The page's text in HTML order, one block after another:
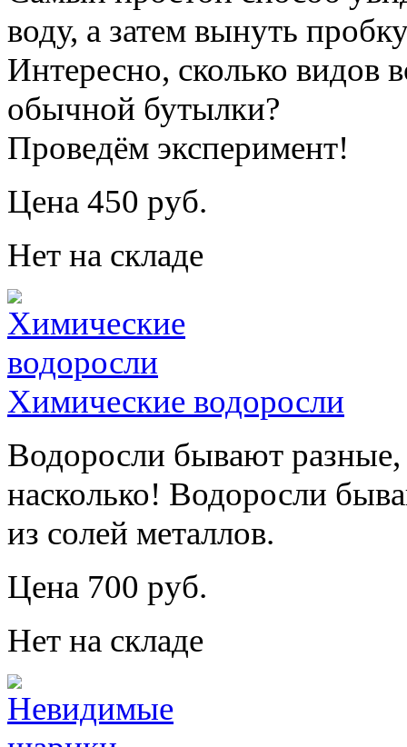
воду, а затем вынуть
Интересно, сколько видов
обычной бутылки?
Проведём эксперимент!
Цена 450 руб.
Нет на складе
Химические водоросли
Водоросли бывают
насколько! Водоросли
из солей металлов.
Цена 700 руб.
Нет на складе